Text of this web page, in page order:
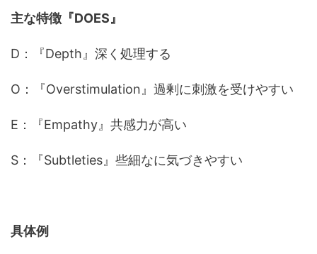
主な特徴『DOES』
D：『Depth』深く処理する
O：『Overstimulation』過剰に刺激を受けやすい
E：『Empathy』共感力が高い
S：『Subtleties』些細なに気づきやすい
具体例